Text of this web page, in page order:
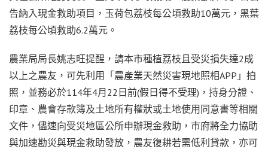
告納入現金救助項目，玉荷包荔枝每公頃救助10萬元，黑葉
荔枝每公頃救助6.2萬元。
農業局局長姚志旺提醒，請本市種植荔枝且受災損失達2成
以上之農友，可先利用「農產業天然災害現地照相APP」拍
照，並務必於114年4月22日前(假日得不受理)，持身分證、
印章、農會存款簿及土地所有權狀或土地使用同意書等相關
文件，儘速向受災地區公所申辦現金救助，市府將全力協助
與加速勘災與現金救助發放，農友復耕若需低利貸款，亦可